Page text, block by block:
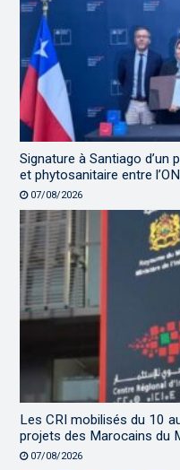
Signature à Santiago
et phytosanitaire entre
07/08/2026
Les CRI mobilisés du 10
projets des Marocains du
07/08/2026